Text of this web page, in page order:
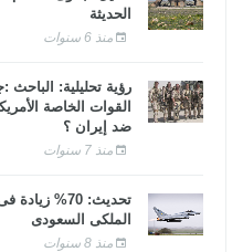
الحديثة
منذ 6 سنوات
رؤية تحليلية:
القوات الخاصة
ضد إيران ؟
منذ 7 سنوات
تحديث: 70%
الملكى السعودى
منذ 8 سنوات